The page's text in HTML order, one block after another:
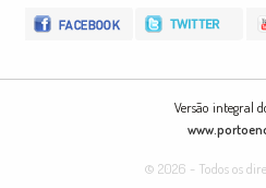
Versão integral
© 2026 - Todos os